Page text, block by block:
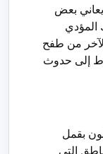
بعض
المؤدي
من طفح
إلى حدوث
بقمل
التي